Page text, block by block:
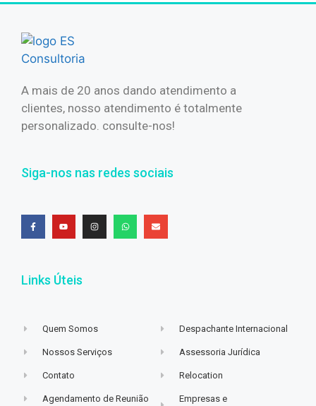
A mais de 20 anos dando atendimento a
clientes, nosso atendimento é totalmente
personalizado. consulte-nos!
Siga-nos nas redes sociais
Links Úteis
Quem Somos
Nossos Serviços
Contato
Agendamento de Reunião
Despachante Internacional
Assessoria Jurídica
Relocation
Empresas e